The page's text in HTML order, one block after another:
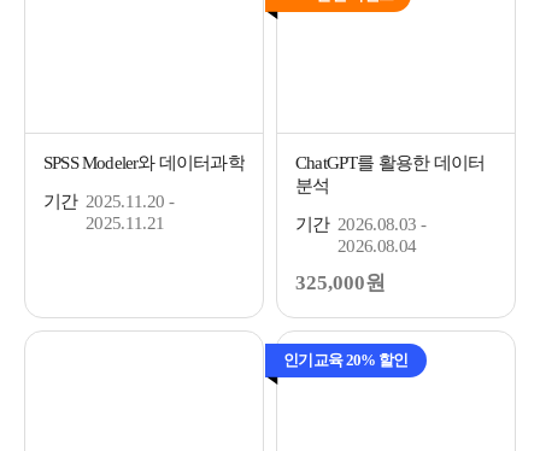
SPSS Modeler와 데이터과학
기간 2025.11.20 -
2025.11.21
ChatGPT를 활용한 데이터
분석
기간 2026.08.03 -
2026.08.04
325,000원
인기교육 20% 할인